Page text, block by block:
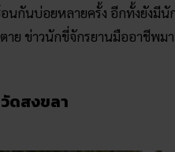
นกันบ่อยหลายครั้ง อีกทั้งยังมีนั
าย ข่าวนักขี่จักรยานมืออาชีพ
ดสงขลา